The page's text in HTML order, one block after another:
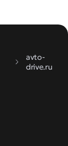
avto-
drive.ru